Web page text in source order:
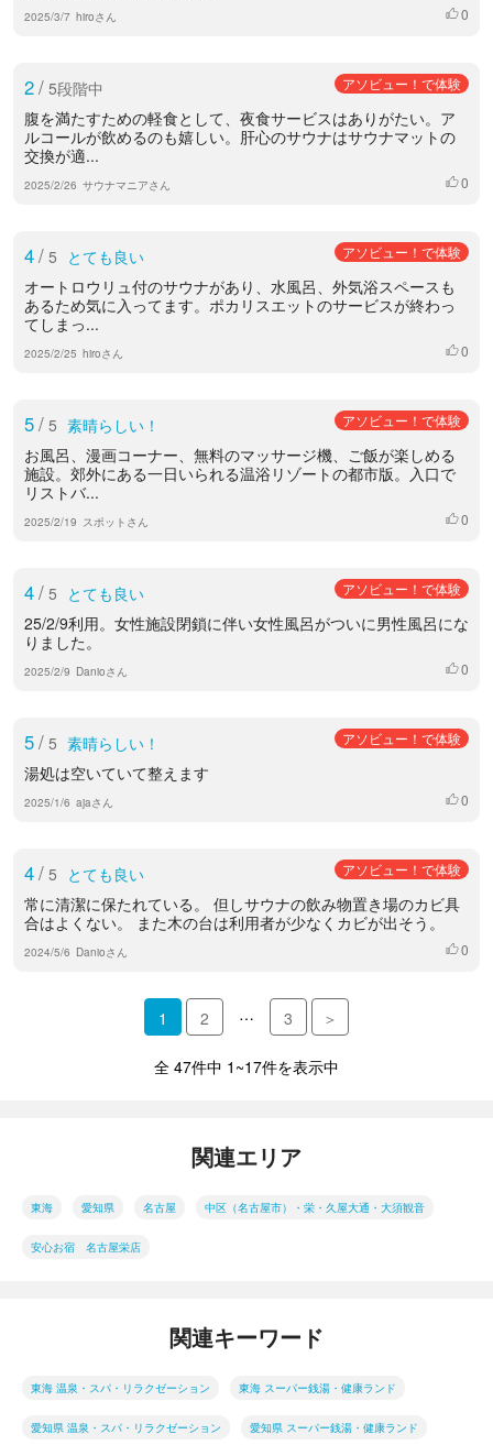
2025/3/7 hiroさん いいね
0
2/ 5段階中 アソビュー！で体験
腹を満たすための軽食として、夜食サービスはありがたい。ア
ルコールが飲めるのも嬉しい。肝心のサウナはサウナマットの
交換が適...
2025/2/26 サウナマニアさん いいね
0
4/ 5 とても良い アソビュー！で体験
オートロウリュ付のサウナがあり、水風呂、外気浴スペースも
あるため気に入ってます。ポカリスエットのサービスが終わっ
てしまっ...
2025/2/25 hiroさん いいね
0
5/ 5 素晴らしい！ アソビュー！で体験
お風呂、漫画コーナー、無料のマッサージ機、ご飯が楽しめる
施設。郊外にある一日いられる温浴リゾートの都市版。入口で
リストバ...
2025/2/19 スポットさん いいね
0
4/ 5 とても良い アソビュー！で体験
25/2/9利用。女性施設閉鎖に伴い女性風呂がついに男性風呂にな
りました。
2025/2/9 Danioさん いいね
0
5/ 5 素晴らしい！ アソビュー！で体験
湯処は空いていて整えます
2025/1/6 ajaさん いいね
0
4/ 5 とても良い アソビュー！で体験
常に清潔に保たれている。 但しサウナの飲み物置き場のカビ具
合はよくない。 また木の台は利用者が少なくカビが出そう。
2024/5/6 Danioさん いいね
0
1 2 … 3 ＞
全 47件中 1~17件を表示中
関連エリア
東海 愛知県 名古屋 中区（名古屋市）・栄・久屋大通・大須観音
安心お宿 名古屋栄店
関連キーワード
東海 温泉・スパ・リラクゼーション 東海 スーパー銭湯・健康ランド
愛知県 温泉・スパ・リラクゼーション 愛知県 スーパー銭湯・健康ランド